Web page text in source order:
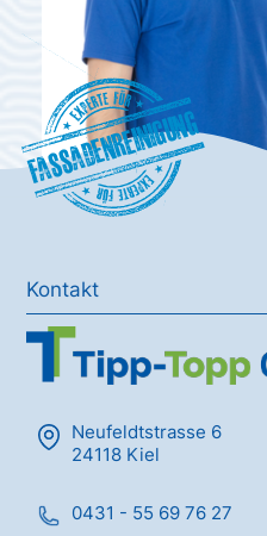
Fassadenreinigung
Kontakt
Neufeldtstrasse 6
24118 Kiel
0431 - 55 69 76 27